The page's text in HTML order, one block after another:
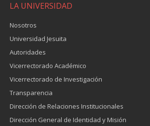
LA UNIVERSIDAD
Nosotros
Universidad Jesuita
Autoridades
Vicerrectorado Académico
Vicerrectorado de Investigación
Transparencia
Dirección de Relaciones Institucionales
Dirección General de Identidad y Misión